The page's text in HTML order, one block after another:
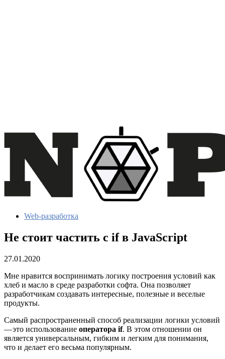
Web-разработка
Не стоит частить с if в JavaScript
27.01.2020
Мне нравится воспринимать логику построения условий как
хлеб и масло в среде разработки софта. Она позволяет
разработчикам создавать интересные, полезные и веселые
продукты.
Самый распространенный способ реализации логики условий
— это использование оператора if. В этом отношении он
является универсальным, гибким и легким для понимания,
что и делает его весьма популярным.